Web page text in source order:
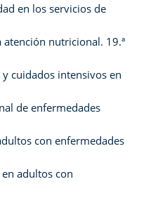
en los servicios de
atención nutricional. 19.ª
cuidados intensivos en
de enfermedades
con enfermedades
adultos con